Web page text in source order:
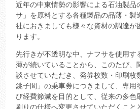
近年の中東情勢の影響による石油製品
サ」を原料とする各種製品の品薄・製
社におきましても様々な資材の調達が
ります。
先行きが不透明な中、ナフサを使用す
薄が続いていることから、このたび、
談させていただき、発券枚数・印刷枚
銚子間」の乗車券につきまして、専用
び経費節減を目的として、従来の多色
刷りの仕様へ変更させていただくこと